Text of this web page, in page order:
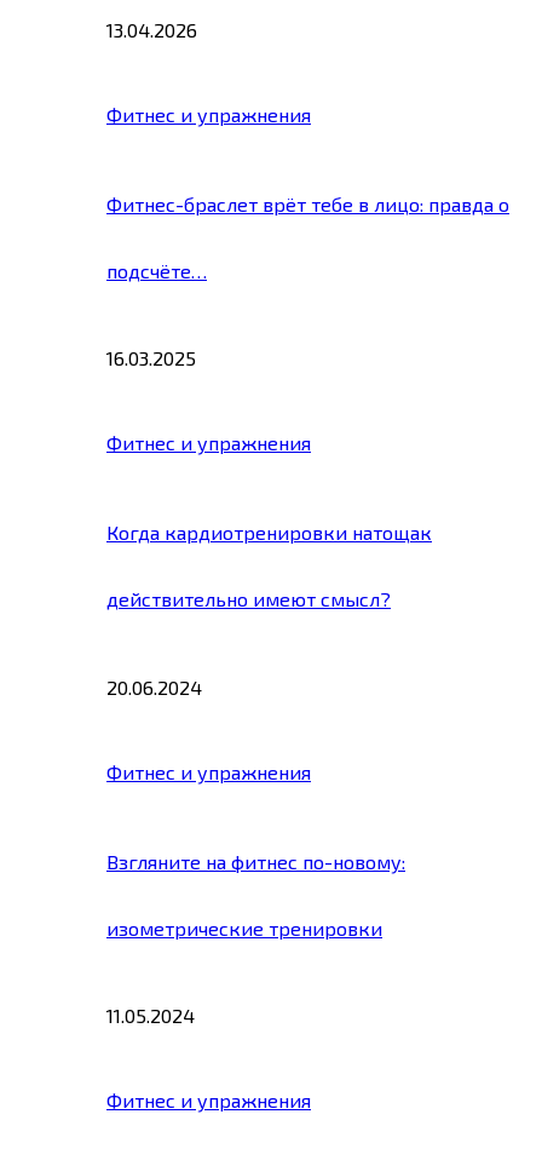
13.04.2026
Фитнес и упражнения
Фитнес-браслет врёт тебе в лицо: правда о
подсчёте…
16.03.2025
Фитнес и упражнения
Когда кардиотренировки натощак
действительно имеют смысл?
20.06.2024
Фитнес и упражнения
Взгляните на фитнес по-новому:
изометрические тренировки
11.05.2024
Фитнес и упражнения